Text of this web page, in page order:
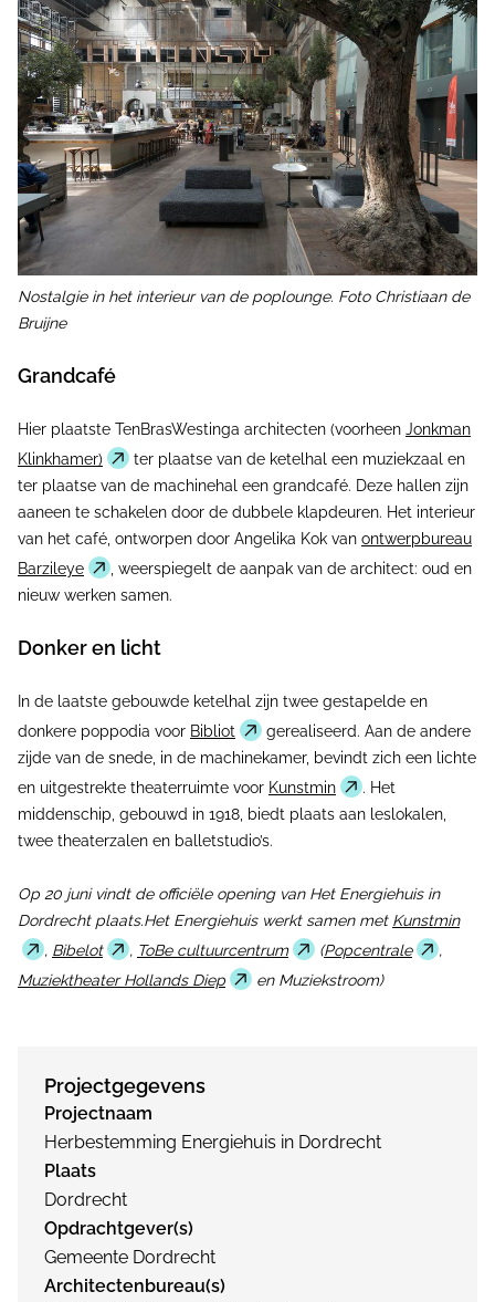
Nostalgie in het interieur van de poplounge. Foto Christiaan de
Bruijne
Grandcafé
Hier plaatste TenBrasWestinga architecten (voorheen Jonkman
Klinkhamer)
ter plaatse van de ketelhal een muziekzaal en
ter plaatse van de machinehal een grandcafé. Deze hallen zijn
aaneen te schakelen door de dubbele klapdeuren. Het interieur
van het café, ontworpen door Angelika Kok van ontwerpbureau
Barzileye
, weerspiegelt de aanpak van de architect: oud en
nieuw werken samen.
Donker en licht
In de laatste gebouwde ketelhal zijn twee gestapelde en
donkere poppodia voor Bibliot
gerealiseerd. Aan de andere
zijde van de snede, in de machinekamer, bevindt zich een lichte
en uitgestrekte theaterruimte voor Kunstmin
. Het
middenschip, gebouwd in 1918, biedt plaats aan leslokalen,
twee theaterzalen en balletstudio’s.
Op 20 juni vindt de officiële opening van Het Energiehuis in
Dordrecht plaats.Het Energiehuis werkt samen met Kunstmin
, Bibelot , ToBe cultuurcentrum (Popcentrale
,
Muziektheater Hollands Diep
en Muziekstroom)
Projectgegevens
Projectnaam
Herbestemming Energiehuis in Dordrecht
Plaats
Dordrecht
Opdrachtgever(s)
Gemeente Dordrecht
Architectenbureau(s)